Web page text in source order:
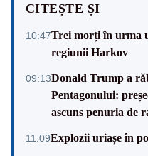
CITEȘTE ȘI
10:47Trei morți în urma
regiunii Harkov
09:13Donald Trump a
Pentagonului:
ascuns penuria de
11:09Explozii uriașe în